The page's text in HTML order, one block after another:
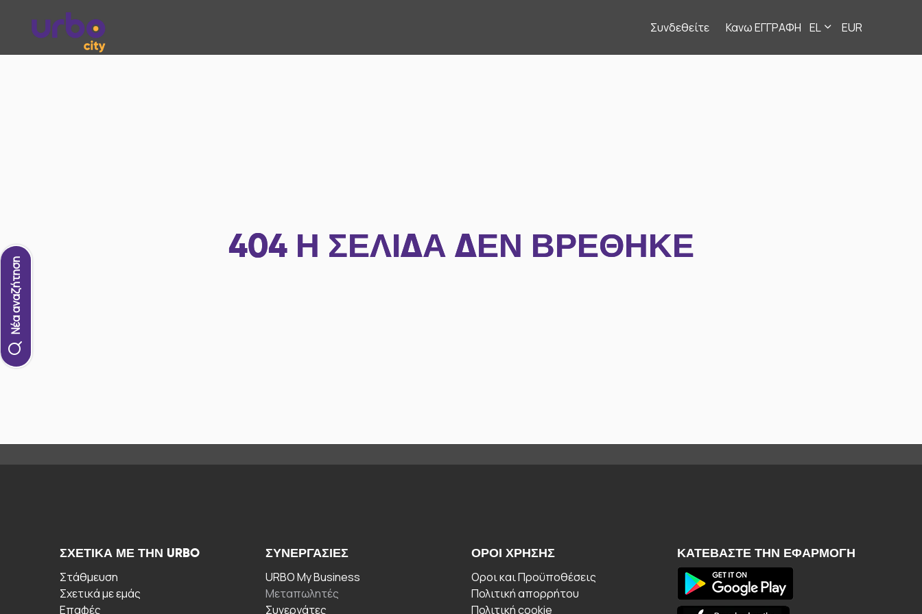
Συνδεθείτε Κανω ΕΓΓΡΑΦΗ EL EUR
Νέα αναζήτηση
404 Η ΣΕΛΊΔΑ ΔΕΝ ΒΡΈΘΗΚΕ
ΣΧΕΤΙΚΆ ΜΕ ΤΗΝ URBO
Στάθμευση
Σχετικά με εμάς
Επαφές
ΣΥΝΕΡΓΑΣΊΕΣ
URBO My Business
Μεταπωλητές
Συνεργάτες
ΟΡΟΙ ΧΡΉΣΗΣ
Οροι και Προϋποθέσεις
Πολιτική απορρήτου
Πολιτική cookie
ΚΑΤΕΒΆΣΤΕ ΤΗΝ ΕΦΑΡΜΟΓΉ